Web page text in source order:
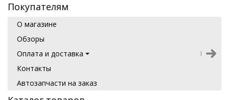
Покупателям
О магазине
Обзоры
Оплата и доставка
Контакты
Автозапчасти на заказ